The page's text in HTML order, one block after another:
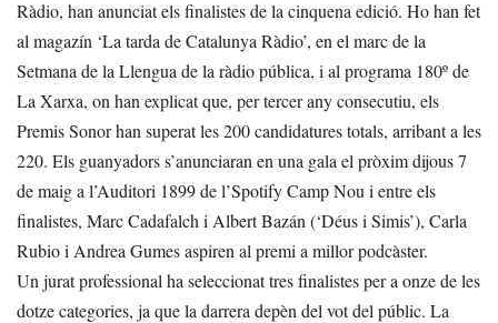
Ràdio, han anunciat els finalistes de la cinquena edició. Ho han fet
al magazín ‘La tarda de Catalunya Ràdio’, en el marc de la
Setmana de la Llengua de la ràdio pública, i al programa 180º de
La Xarxa, on han explicat que, per tercer any consecutiu, els
Premis Sonor han superat les 200 candidatures totals, arribant a les
220. Els guanyadors s’anunciaran en una gala el pròxim dijous 7
de maig a l’Auditori 1899 de l’Spotify Camp Nou i entre els
finalistes, Marc Cadafalch i Albert Bazán (‘Déus i Simis’), Carla
Rubio i Andrea Gumes aspiren al premi a millor podcàster.
Un jurat professional ha seleccionat tres finalistes per a onze de les
dotze categories, ja que la darrera depèn del vot del públic. La